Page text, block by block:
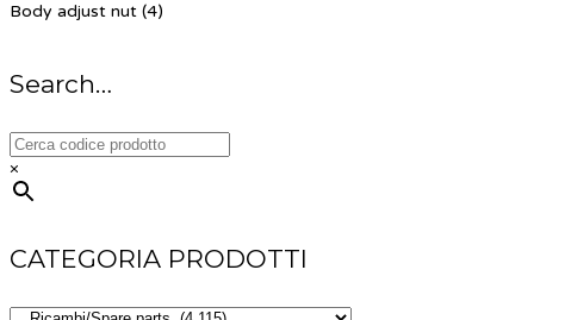
Body adjust nut (4)
Search…
×
CATEGORIA PRODOTTI